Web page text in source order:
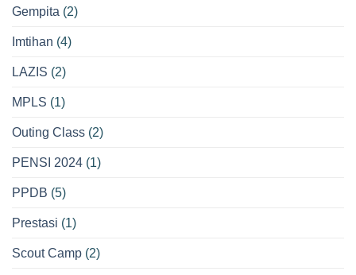
Gempita (2)
Imtihan (4)
LAZIS (2)
MPLS (1)
Outing Class (2)
PENSI 2024 (1)
PPDB (5)
Prestasi (1)
Scout Camp (2)